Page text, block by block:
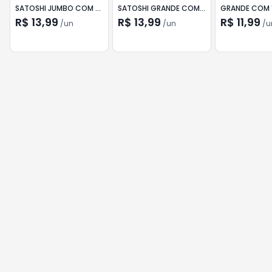
SATOSHI JUMBO COM 10
UN
R$ 13,99 /un
SATOSHI GRANDE COM
12
R$ 13,99 /un
GRANDE COM
R$ 11,99 /